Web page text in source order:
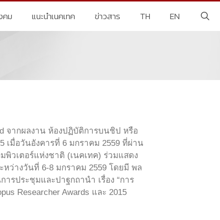
คม แนะนำเนคเทค ข่าวสาร TH EN
จากผลงาน ห้องปฏิบัติการบนชิป หรือ
เมื่อวันอังคารที่ 6 มกราคม 2559 ที่ผ่าน
วเตอร์แห่งชาติ (เนคเทค) ร่วมแสดง
ว่างวันที่ 6-8 มกราคม 2559 โดยมี พล
รประชุมและปาฐกถานำ เรื่อง “การ
Researcher Awards และ 2015